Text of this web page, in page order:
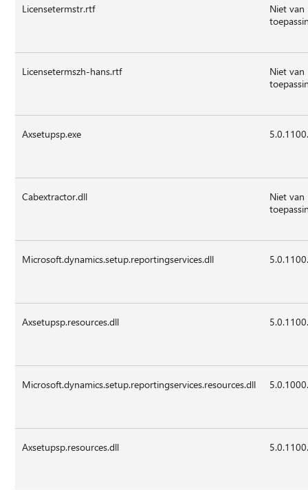
Licensetermstr.rtf
Niet van
Licensetermszh-hans.rtf
Niet van
Axsetupsp.exe
Cabextractor.dll
Niet van
Microsoft.dynamics.setup.reportingservices.dll
Axsetupsp.resources.dll
Microsoft.dynamics.setup.reportingservices.resources.dll
Axsetupsp.resources.dll